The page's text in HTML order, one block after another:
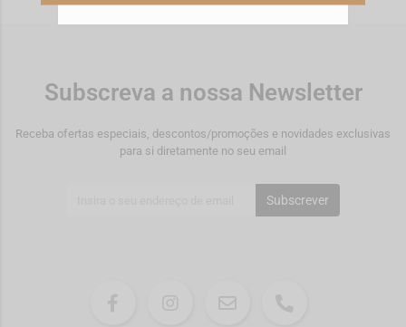
Subscreva a nossa Newsletter
Receba ofertas especiais, descontos/promoções e novidades exclusivas
para si diretamente no seu email
Subscrever